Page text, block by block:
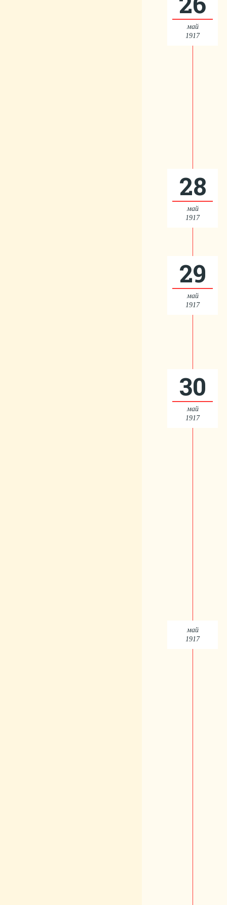
май
1917
28
май
1917
29
май
1917
30
май
1917
май
1917